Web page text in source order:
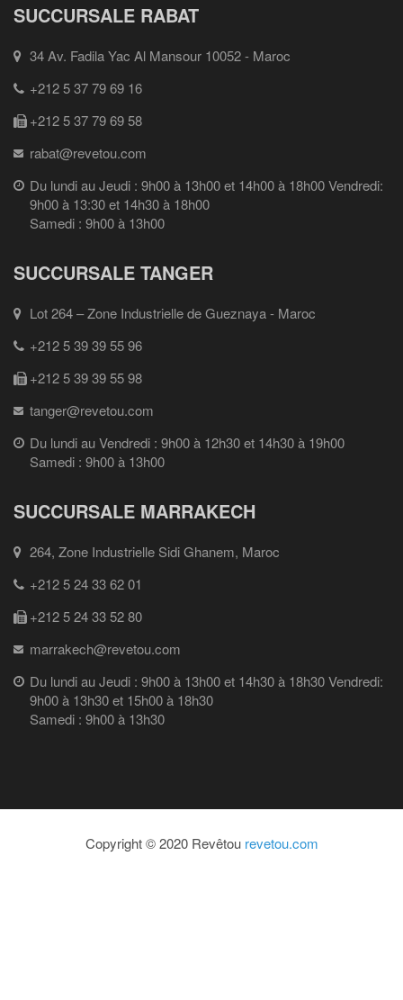
SUCCURSALE RABAT
34 Av. Fadila Yac Al Mansour 10052 - Maroc
+212 5 37 79 69 16
+212 5 37 79 69 58
rabat@revetou.com
Du lundi au Jeudi : 9h00 à 13h00 et 14h00 à 18h00 Vendredi:
9h00 à 13:30 et 14h30 à 18h00
Samedi : 9h00 à 13h00
SUCCURSALE TANGER
Lot 264 – Zone Industrielle de Gueznaya - Maroc
+212 5 39 39 55 96
+212 5 39 39 55 98
tanger@revetou.com
Du lundi au Vendredi : 9h00 à 12h30 et 14h30 à 19h00
Samedi : 9h00 à 13h00
SUCCURSALE MARRAKECH
264, Zone Industrielle Sidi Ghanem, Maroc
+212 5 24 33 62 01
+212 5 24 33 52 80
marrakech@revetou.com
Du lundi au Jeudi : 9h00 à 13h00 et 14h30 à 18h30 Vendredi:
9h00 à 13h30 et 15h00 à 18h30
Samedi : 9h00 à 13h30
Copyright © 2020 Revêtou revetou.com